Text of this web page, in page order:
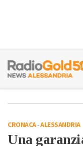
CRONACA-ALESSANDRIA
Una